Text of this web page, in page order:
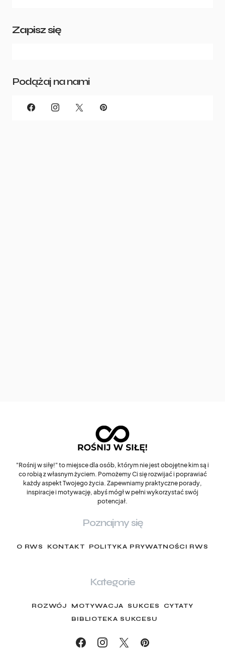
Zapisz się
Podążaj na nami
"Rośnij w siłę!" to miejsce dla osób, którym nie jest obojętne kim są i
co robią z własnym życiem. Pomożemy Ci się rozwijać i poprawiać
każdy aspekt Twojego życia. Zapewniamy praktyczne porady,
inspiracje i motywację, abyś mógł w pełni wykorzystać swój
potencjał.
Poznajmy się
O RWS KONTAKT POLITYKA PRYWATNOŚCI RWS
Kategorie
ROZWÓJ MOTYWACJA SUKCES
CYTATY
BIBLIOTEKA SUKCESU